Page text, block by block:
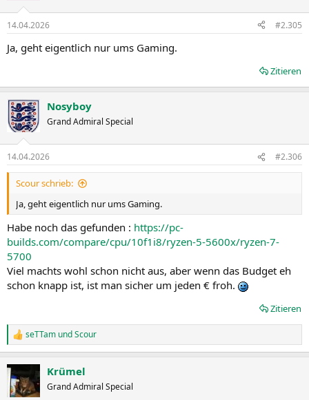
e
:
14.04.2026 #2.305
Ja, geht eigentlich nur ums Gaming.
Zitieren
Nosyboy
Grand Admiral Special
14.04.2026 #2.306
Scour schrieb:
Ja, geht eigentlich nur ums Gaming.
Habe noch das gefunden : https://pc-
builds.com/compare/cpu/10f1i8/ryzen-5-5600x/ryzen-7-
5700
Viel machts wohl schon nicht aus, aber wenn das Budget eh
schon knapp ist, ist man sicher um jeden € froh.
Zitieren
R
e
t
i
seTTam undScour
Krümel
Grand Admiral Special